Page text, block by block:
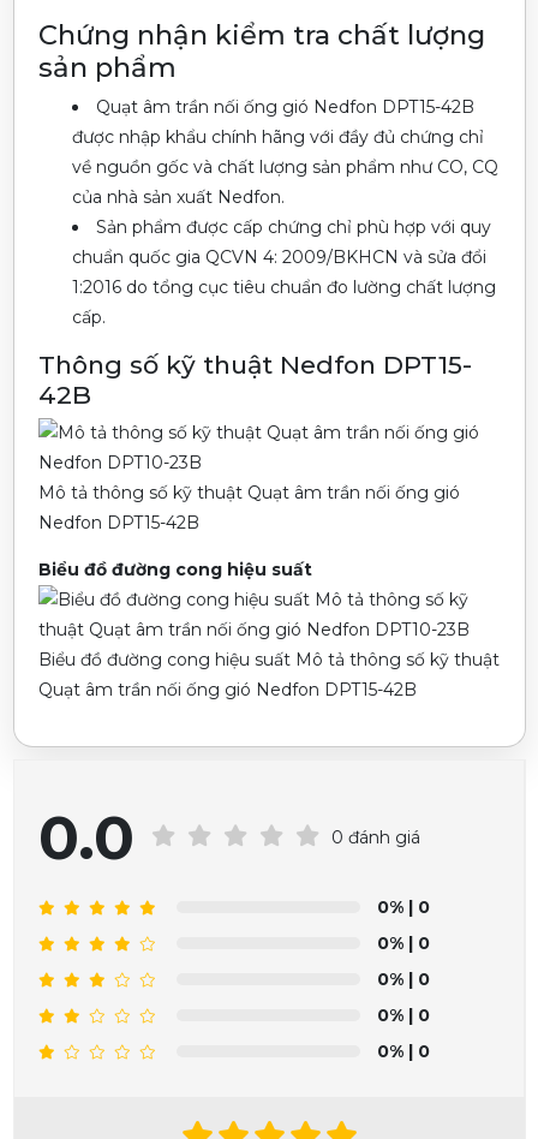
Chứng nhận kiểm tra chất lượng
sản phẩm
Quạt âm trần nối ống gió Nedfon DPT15-42B
được nhập khẩu chính hãng với đầy đủ chứng chỉ
về nguồn gốc và chất lượng sản phẩm như CO, CQ
của nhà sản xuất Nedfon.
Sản phẩm được cấp chứng chỉ phù hợp với quy
chuẩn quốc gia QCVN 4: 2009/BKHCN và sửa đổi
1:2016 do tổng cục tiêu chuẩn đo lường chất lượng
cấp.
Thông số kỹ thuật Nedfon DPT15-
42B
Mô tả thông số kỹ thuật Quạt âm trần nối ống gió
Nedfon DPT15-42B
Biểu đồ đường cong hiệu suất
Biểu đồ đường cong hiệu suất Mô tả thông số kỹ thuật
Quạt âm trần nối ống gió Nedfon DPT15-42B
0.0 0 đánh giá
0% | 0
0% | 0
0% | 0
0% | 0
0% | 0